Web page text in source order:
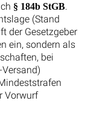
§ 184b StGB.
(Stand
der Gesetzgeber
ein, sondern als
bei
Vorwurf